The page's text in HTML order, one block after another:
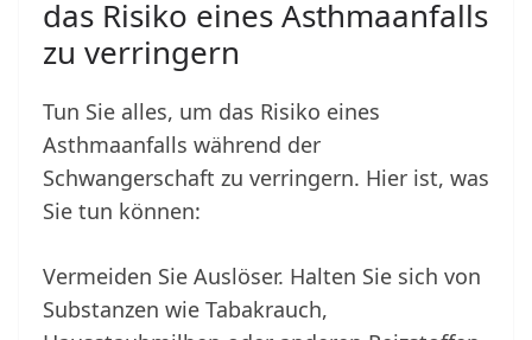
das Risiko eines Asthmaanfalls
zu verringern
Tun Sie alles, um das Risiko eines
Asthmaanfalls während der
Schwangerschaft zu verringern. Hier ist, was
Sie tun können:
Vermeiden Sie Auslöser. Halten Sie sich von
Substanzen wie Tabakrauch,